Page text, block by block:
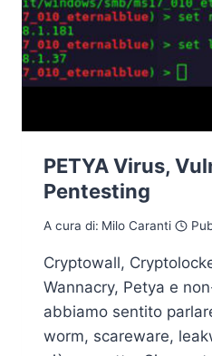
PETYA Virus,
Pentesting
A cura di: Milo Caranti
Cryptowall,
Wannacry, Petya e
abbiamo sentito
worm, scareware,